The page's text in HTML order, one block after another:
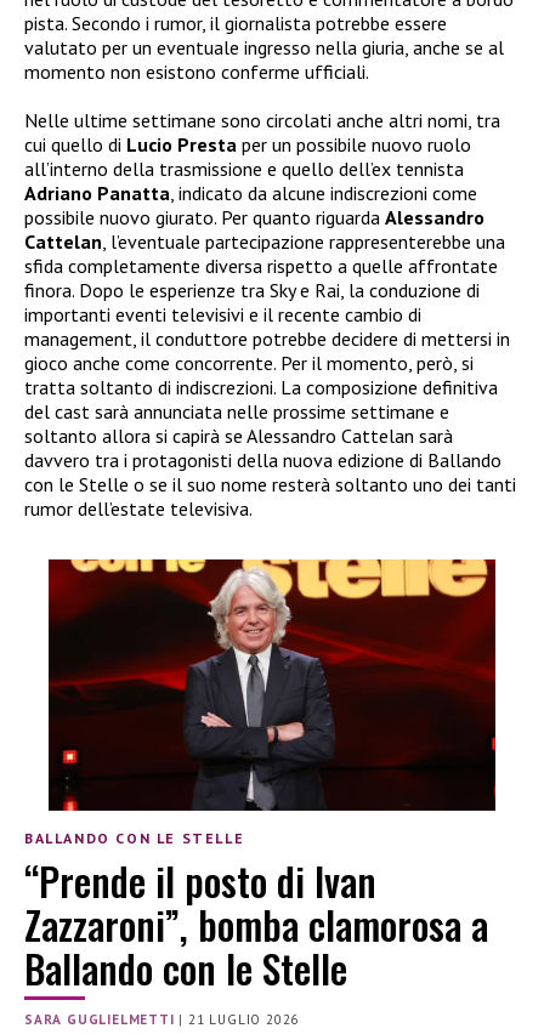
pista. Secondo i rumor, il giornalista potrebbe essere
valutato per un eventuale ingresso nella giuria, anche se al
momento non esistono conferme ufficiali.
Nelle ultime settimane sono circolati anche altri nomi, tra
cui quello di Lucio Presta per un possibile nuovo ruolo
all’interno della trasmissione e quello dell’ex tennista
Adriano Panatta , indicato da alcune indiscrezioni come
possibile nuovo giurato. Per quanto riguarda Alessandro
Cattelan , l’eventuale partecipazione rappresenterebbe una
sfida completamente diversa rispetto a quelle affrontate
finora. Dopo le esperienze tra Sky e Rai, la conduzione di
importanti eventi televisivi e il recente cambio di
management, il conduttore potrebbe decidere di mettersi in
gioco anche come concorrente. Per il momento, però, si
tratta soltanto di indiscrezioni. La composizione definitiva
del cast sarà annunciata nelle prossime settimane e
soltanto allora si capirà se Alessandro Cattelan sarà
davvero tra i protagonisti della nuova edizione di Ballando
con le Stelle o se il suo nome resterà soltanto uno dei tanti
rumor dell’estate televisiva.
BALLANDO CON LE STELLE
“Prende il posto di Ivan
Zazzaroni”, bomba clamorosa a
Ballando con le Stelle
SARA GUGLIELMETTI |21 LUGLIO 2026